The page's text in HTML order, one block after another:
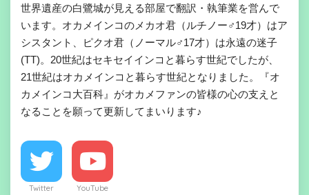
世界遺産の白鷺城が見える部屋で翻訳・執筆業を営んで
います。オカメインコのメカオ君（ルチノー♂19才）はア
シスタント、ピクオ君（ノーマル♂17才）は永遠の迷子
(TT)。20世紀はセキセイインコと暮らす世紀でしたが、
21世紀はオカメインコと暮らす世紀となりました。『オ
カメインコ大百科』がオカメファンの皆様の心の支えと
なることを願って更新してまいります♪
Twitter YouTube